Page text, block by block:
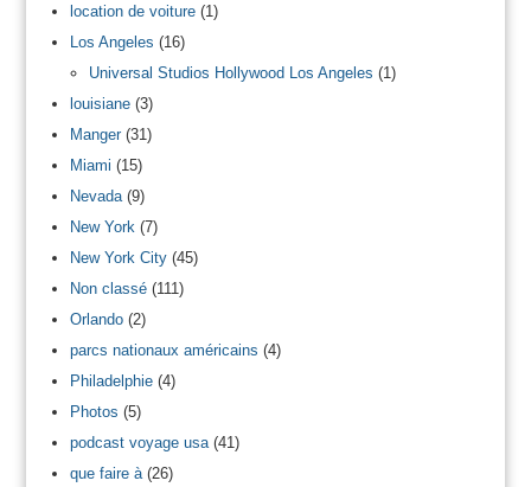
location de voiture(1)
Los Angeles (16)
Universal Studios Hollywood Los Angeles (1)
louisiane(3)
Manger(31)
Miami (15)
Nevada(9)
New York (7)
New York City(45)
Non classé(111)
Orlando(2)
parcs nationaux américains (4)
Philadelphie(4)
Photos (5)
podcast voyage usa(41)
que faire à(26)